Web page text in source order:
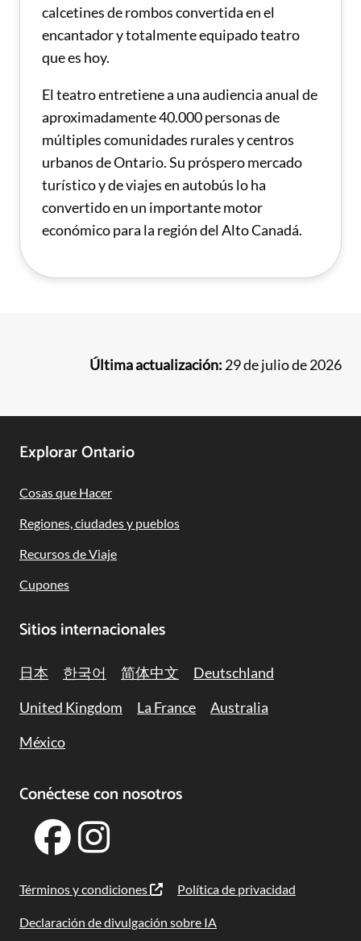
calcetines de rombos convertida en el
encantador y totalmente equipado teatro
que es hoy.
El teatro entretiene a una audiencia anual de
aproximadamente 40.000 personas de
múltiples comunidades rurales y centros
urbanos de Ontario. Su próspero mercado
turístico y de viajes en autobús lo ha
convertido en un importante motor
económico para la región del Alto Canadá.
Última actualización: 29 de julio de 2026
Footer
Navigation
Explorar Ontario
Cosas que Hacer
Regiones, ciudades y pueblos
Recursos de Viaje
Cupones
Sitios internacionales
日本 한국어 简体中文
Deutschland
United Kingdom
La France
Australia
México
Términos y condiciones Política de privacidad
Declaración de divulgación sobre IA
Conéctese con nosotros